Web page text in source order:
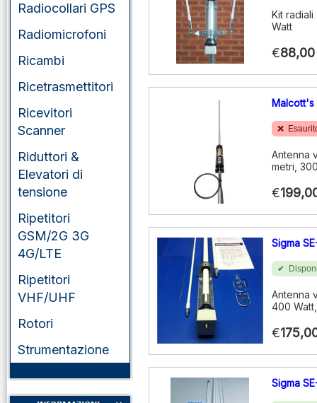
Radiocollari GPS
Radiomicrofoni
Ricambi
Ricetrasmettitori
Ricevitori
Scanner
Riduttori &
Elevatori di
tensione
Ripetitori
GSM/2G 3G
4G/LTE
Ripetitori
VHF/UHF
Rotori
Strumentazione
Kit
Watt
€88,00
Malcott's
Antenna
metri,
€
Sigma
Antenna
400
€
Sigma